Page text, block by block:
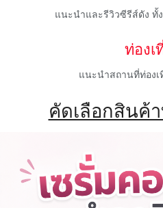
แนะนำและรีวิวซีรีส์ดัง ทั้
ท่องเ
แนะนำสถานที่ท่อง
คัดเลือกสินค้